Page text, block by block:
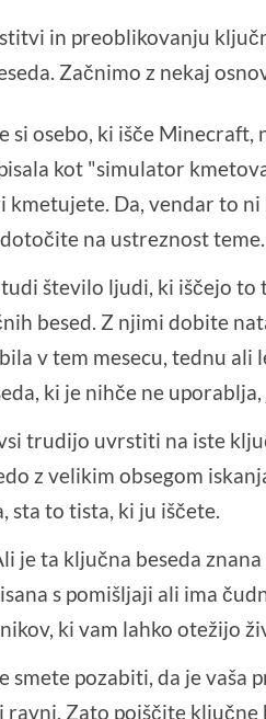
in preoblikovanju
Začnimo z nekaj
si osebo, ki išče Minecraft,
kot "simulator
kmetujete. Da, vendar to
na ustreznost teme.
število ljudi, ki iščejo to
besed. Z njimi dobite
v tem mesecu, tednu
ki je nihče ne uporablja,
trudijo uvrstiti na iste
z velikim obsegom
to tista, ki ju iščete.
je ta ključna beseda
s pomišljaji ali ima
ki vam lahko otežijo
smete pozabiti, da je vaša
Zato poiščite ključne